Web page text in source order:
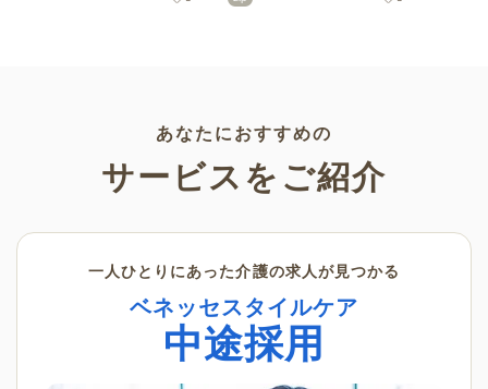
あなたにおすすめの
サービスをご紹介
一人ひとりにあった介護の求人が見つかる
ベネッセスタイルケア
中途採用